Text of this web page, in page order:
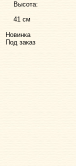
Высота:
41 см
Новинка
Под заказ